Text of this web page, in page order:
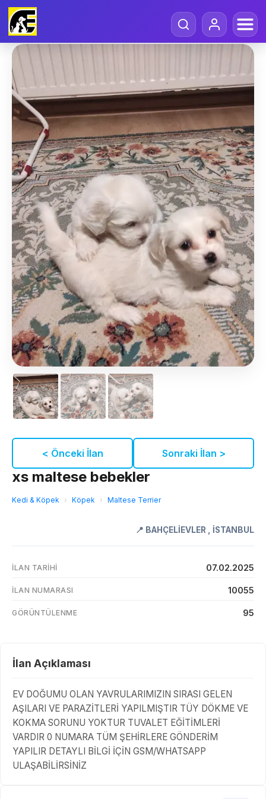
< Önceki İlan Sonraki İlan >
xs maltese bebekler
Kedi & Köpek › Köpek › Maltese Terrier
📍 BAHÇELİEVLER , İSTANBUL
İLAN TARIHI 07.02.2025
İLAN NUMARASI 10055
GÖRÜNTÜLENME 95
İlan Açıklaması
EV DOĞUMU OLAN YAVRULARIMIZIN SIRASI GELEN
AŞILARI VE PARAZİTLERİ YAPILMIŞTIR TÜY DÖKME VE
KOKMA SORUNU YOKTUR TUVALET EĞİTİMLERİ
VARDIR 0 NUMARA TÜM ŞEHİRLERE GÖNDERİM
YAPILIR DETAYLI BİLGİ İÇİN GSM/WHATSAPP
ULAŞABİLİRSİNİZ